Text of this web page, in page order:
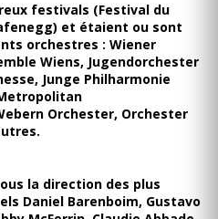
festivals (Festival du
et étaient ou sont
orchestres : Wiener
Wiens, Jugendorchester
Junge Philharmonie
Orchester, Orchester
la direction des plus
Daniel Barenboim, Gustavo